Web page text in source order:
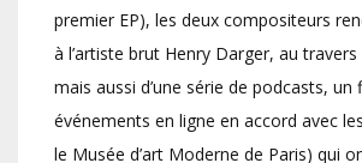
premier EP), les deux compositeurs
à l’artiste brut Henry Darger, au
mais aussi d’une série de podcasts, un
événements en ligne en accord avec
le Musée d’art Moderne de Paris) qui